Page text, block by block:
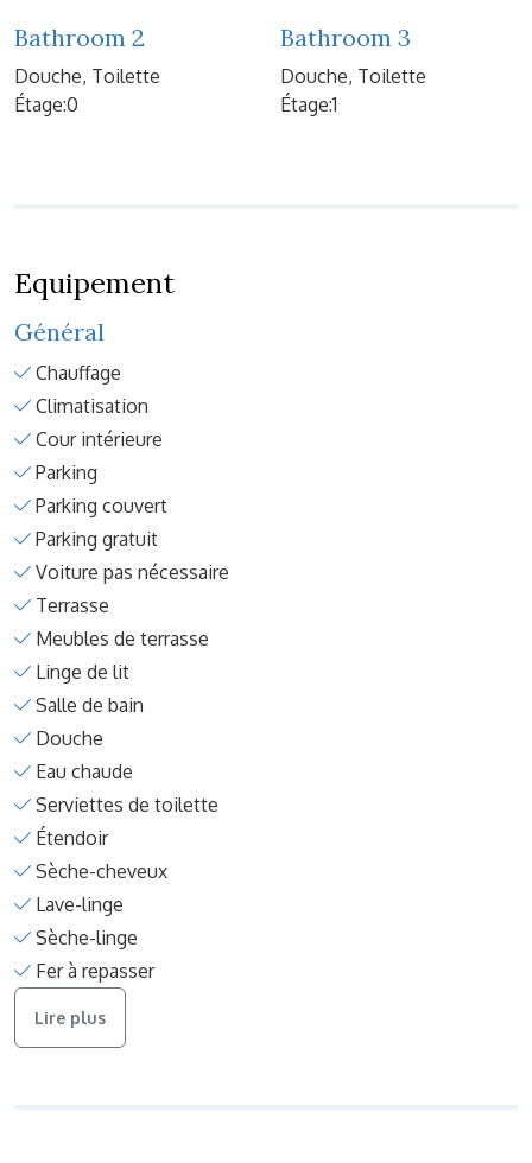
Bathroom 2
Douche, Toilette
Étage:0
Bathroom 3
Douche, Toilette
Étage:1
Equipement
Général
Chauffage
Climatisation
Cour intérieure
Parking
Parking couvert
Parking gratuit
Voiture pas nécessaire
Terrasse
Meubles de terrasse
Linge de lit
Salle de bain
Douche
Eau chaude
Serviettes de toilette
Étendoir
Sèche-cheveux
Lave-linge
Sèche-linge
Fer à repasser
Lire plus